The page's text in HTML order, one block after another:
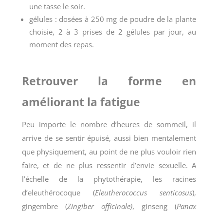
une tasse le soir.
gélules : dosées à 250 mg de poudre de la plante
choisie, 2 à 3 prises de 2 gélules par jour, au
moment des repas.
Retrouver la forme en
améliorant la fatigue
Peu importe le nombre d’heures de sommeil, il
arrive de se sentir épuisé, aussi bien mentalement
que physiquement, au point de ne plus vouloir rien
faire, et de ne plus ressentir d’envie sexuelle. A
l’échelle de la phytothérapie, les racines
d’eleuthérocoque (Eleutherococcus senticosus),
gingembre (Zingiber officinale), ginseng (Panax